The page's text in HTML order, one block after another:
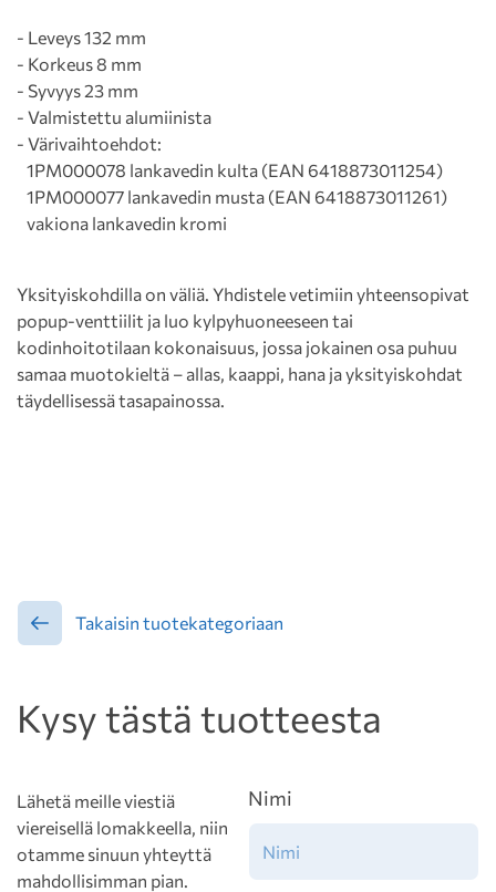
- Leveys 132 mm
- Korkeus 8 mm
- Syvyys 23 mm
- Valmistettu alumiinista
- Värivaihtoehdot:
1PM000078 lankavedin kulta (EAN 6418873011254)
1PM000077 lankavedin musta (EAN 6418873011261)
vakiona lankavedin kromi
Yksityiskohdilla on väliä. Yhdistele vetimiin yhteensopivat
popup-venttiilit ja luo kylpyhuoneeseen tai
kodinhoitotilaan kokonaisuus, jossa jokainen osa puhuu
samaa muotokieltä – allas, kaappi, hana ja yksityiskohdat
täydellisessä tasapainossa.
Takaisin tuotekategoriaan
Kysy tästä tuotteesta
Lähetä meille viestiä
viereisellä lomakkeella, niin
otamme sinuun yhteyttä
mahdollisimman pian.
Nimi